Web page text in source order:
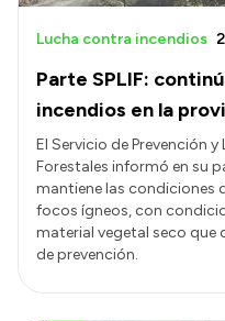
Parte SPLIF:
incendios en la
Lucha contra incendios
El Servicio de Prevención
Forestales informó en su
mantiene las condiciones
focos ígneos, con
material vegetal seco que
de prevención.